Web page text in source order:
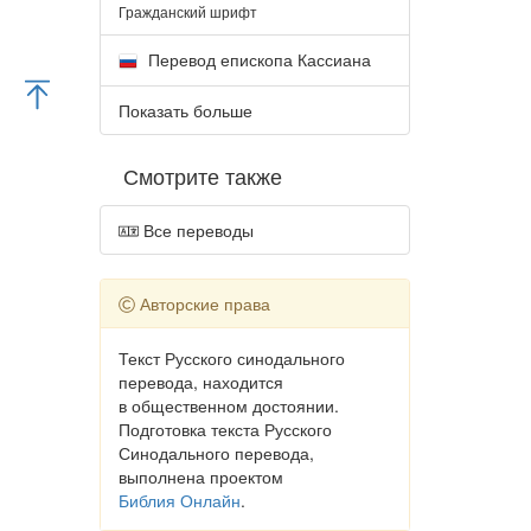
Гражданский шрифт
Перевод епископа Кассиана
Показать больше
Смотрите также
Все переводы
Авторские права
Текст Русского синодального
перевода, находится
в общественном достоянии.
Подготовка текста Русского
Синодального перевода,
выполнена проектом
Библия Онлайн.